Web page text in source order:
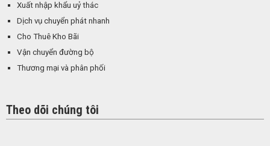
Xuất nhập khẩu uỷ thác
Dịch vụ chuyển phát nhanh
Cho Thuê Kho Bãi
Vận chuyển đường bộ
Thương mại và phân phối
Theo dõi chúng tôi